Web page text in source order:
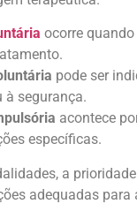
ocorre
pode ser
à segurança.
acontece
específicas.
a
adequadas para